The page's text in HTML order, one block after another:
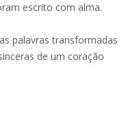
escrito com alma.
palavras transformadas
de um coração